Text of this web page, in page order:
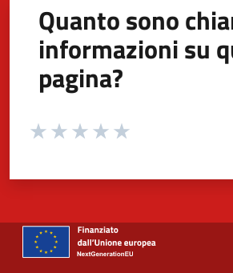
Quanto sono
informazioni su
pagina?
Valuta da 1 a 5 stelle la pagina